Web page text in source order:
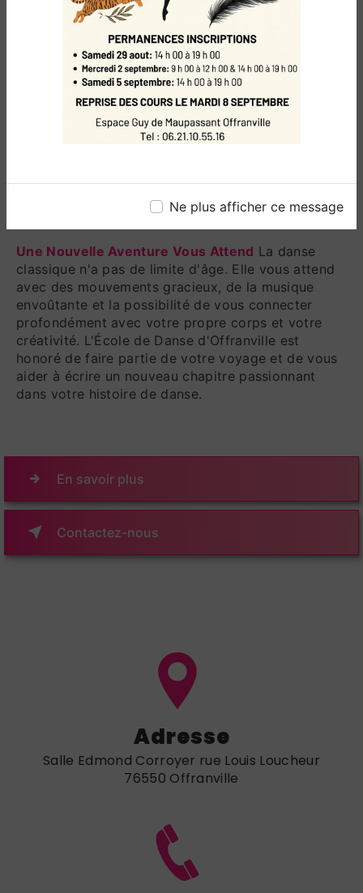
Ne plus afficher ce message
dans la beauté de la danse classique, l'École de
Danse d'Offranville est là pour vous guider dans
cette aventure artistique.
Inscrivez-vous dès Aujourd'huiNe laissez pas le
temps vous retenir de réaliser votre rêve de
danser. Inscrivez-vous dès aujourd'hui pour nos
cours de danse adulte et commencez votre voyage
qui enrichira votre vie d'une manière unique.
Une Nouvelle Aventure Vous Attend La danse
classique n'a pas de limite d'âge. Elle vous attend
avec des mouvements gracieux, de la musique
envoûtante et la possibilité de vous connecter
profondément avec votre propre corps et votre
créativité. L'École de Danse d'Offranville est
honoré de faire partie de votre voyage et de vous
aider à écrire un nouveau chapitre passionnant
dans votre histoire de danse.
En savoir plus
Contactez-nous
Adresse
Salle Edmond Corroyer rue Louis Loucheur
76550 Offranville